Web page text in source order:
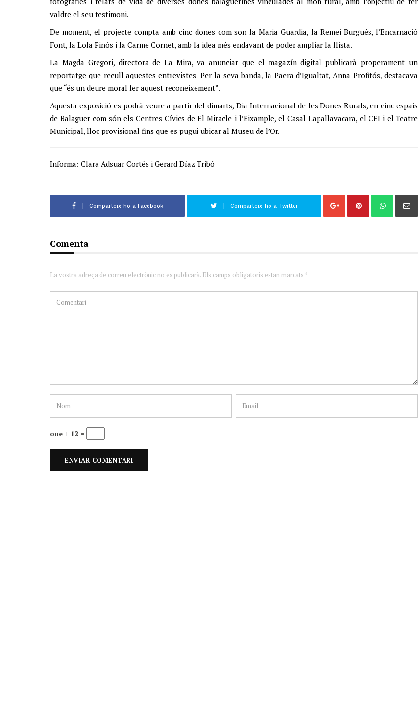
valdre el seu testimoni.
De moment, el projecte compta amb cinc dones com son la Maria Guardia, la Remei Burgués, l’Encarnació
Font, la Lola Pinós i la Carme Cornet, amb la idea més endavant de poder ampliar la llista.
La Magda Gregori, directora de La Mira, va anunciar que el magazín digital publicarà properament un
reportatge que recull aquestes entrevistes. Per la seva banda, la Paera d’Igualtat, Anna Profitós, destacava
que “és un deure moral fer aquest reconeixement”.
Aquesta exposició es podrà veure a partir del dimarts, Dia Internacional de les Dones Rurals, en cinc espais
de Balaguer com són els Centres Cívics de El Miracle i l’Eixample, el Casal Lapallavacara, el CEI i el Teatre
Municipal, lloc provisional fins que es pugui ubicar al Museu de l’Or.
Informa: Clara Adsuar Cortés i Gerard Díaz Tribó
Comparteix-ho a Facebook Comparteix-ho a Twitter
Comenta
La vostra adreça de correu electrònic no es publicarà. Els camps obligatoris estan marcats *
one + 12 =